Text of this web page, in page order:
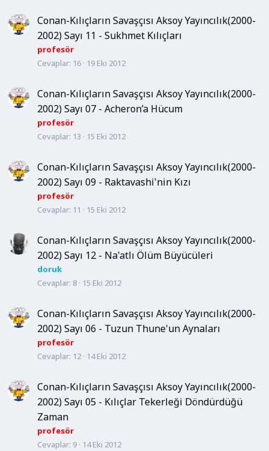
Conan-Kılıçların Savaşçısı Aksoy Yayıncılık(2000-
2002) Sayı 11 - Sukhmet Kılıçları
profesör
Cevaplar 16 19 Eki 2012
Conan-Kılıçların Savaşçısı Aksoy Yayıncılık(2000-
2002) Sayı 07 - Acheron’a Hücum
profesör
Cevaplar 13 15 Eki 2012
Conan-Kılıçların Savaşçısı Aksoy Yayıncılık(2000-
2002) Sayı 09 - Raktavashi'nin Kızı
profesör
Cevaplar 11 15 Eki 2012
Conan-Kılıçların Savaşçısı Aksoy Yayıncılık(2000-
2002) Sayı 12 - Na'atlı Ölüm Büyücüleri
doruk
Cevaplar 8 15 Eki 2012
Conan-Kılıçların Savaşçısı Aksoy Yayıncılık(2000-
2002) Sayı 06 - Tuzun Thune'un Aynaları
profesör
Cevaplar 12 14 Eki 2012
Conan-Kılıçların Savaşçısı Aksoy Yayıncılık(2000-
2002) Sayı 05 - Kılıçlar Tekerleği Döndürdüğü
Zaman
profesör
Cevaplar 9 14 Eki 2012